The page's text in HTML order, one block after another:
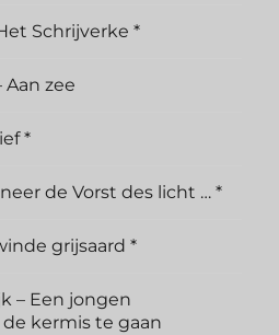
Schrijverke *
Aan zee
*
de Vorst des licht … *
grijsaard *
– Een jongen
kermis te gaan